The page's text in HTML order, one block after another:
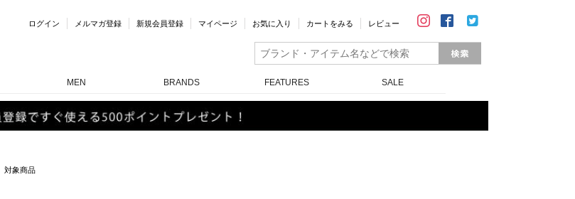
ログイン メルマガ登録 新規会員登録 マイページ お気に入り カートをみる レビュー
MEN BRANDS FEATURES SALE
対象商品